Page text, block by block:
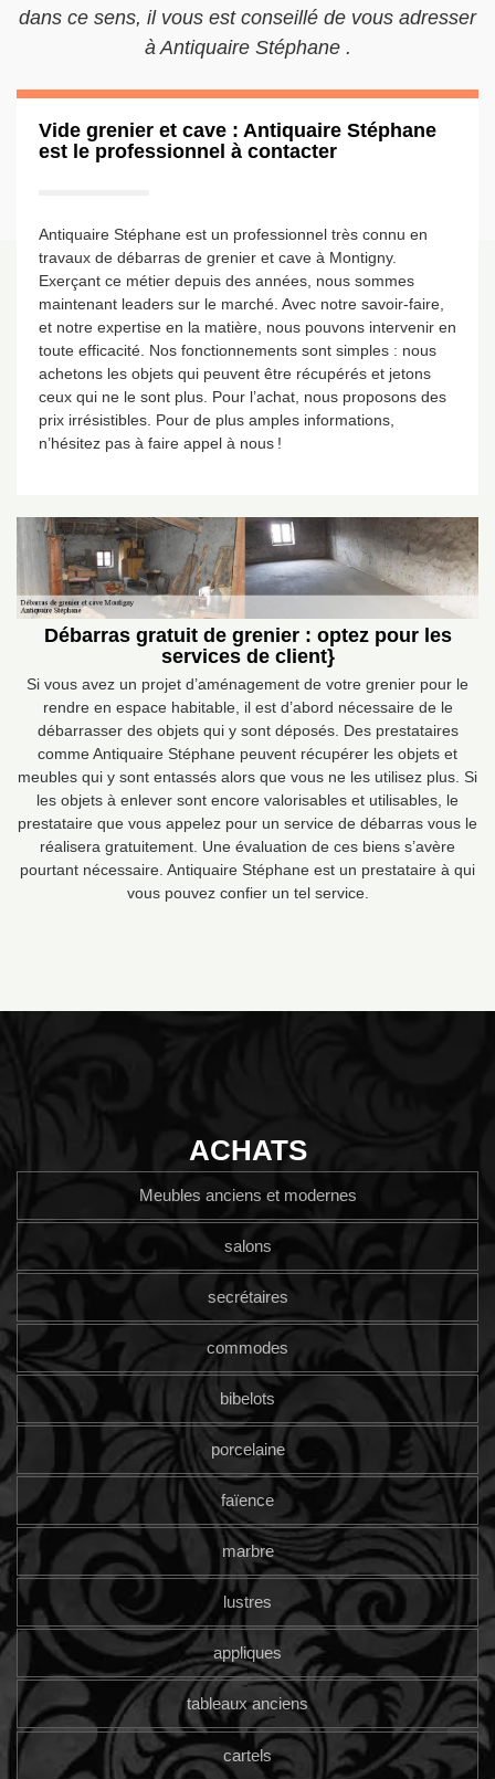
dans ce sens, il vous est conseillé de vous adresser
à Antiquaire Stéphane .
Vide grenier et cave : Antiquaire Stéphane
est le professionnel à contacter
Antiquaire Stéphane est un professionnel très connu en
travaux de débarras de grenier et cave à Montigny.
Exerçant ce métier depuis des années, nous sommes
maintenant leaders sur le marché. Avec notre savoir-faire,
et notre expertise en la matière, nous pouvons intervenir en
toute efficacité. Nos fonctionnements sont simples : nous
achetons les objets qui peuvent être récupérés et jetons
ceux qui ne le sont plus. Pour l’achat, nous proposons des
prix irrésistibles. Pour de plus amples informations,
n’hésitez pas à faire appel à nous !
Débarras gratuit de grenier : optez pour les
services de client}
Si vous avez un projet d’aménagement de votre grenier pour le
rendre en espace habitable, il est d’abord nécessaire de le
débarrasser des objets qui y sont déposés. Des prestataires
comme Antiquaire Stéphane peuvent récupérer les objets et
meubles qui y sont entassés alors que vous ne les utilisez plus. Si
les objets à enlever sont encore valorisables et utilisables, le
prestataire que vous appelez pour un service de débarras vous le
réalisera gratuitement. Une évaluation de ces biens s’avère
pourtant nécessaire. Antiquaire Stéphane est un prestataire à qui
vous pouvez confier un tel service.
ACHATS
Meubles anciens et modernes
salons
secrétaires
commodes
bibelots
porcelaine
faïence
marbre
lustres
appliques
tableaux anciens
cartels